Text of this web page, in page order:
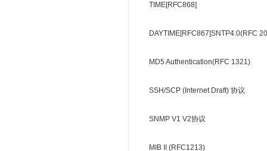
TIME[RFC868]
DAYTIME[RFC867]SNTP4.0(RFC
MD5 Authentication(RFC 1321)
SSH/SCP (Internet Draft) 协议
SNMP V1 V2协议
MIB II (RFC1213)